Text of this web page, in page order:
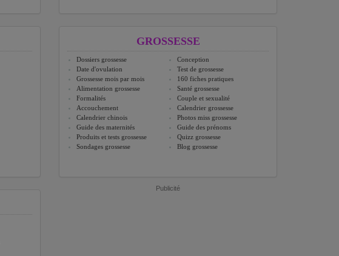
GROSSESSE
Dossiers grossesse
Conception
Date d'ovulation
Test de grossesse
Grossesse mois par mois
160 fiches pratiques
Alimentation grossesse
Santé grossesse
Formalités
Couple et sexualité
Accouchement
Calendrier grossesse
Calendrier chinois
Photos miss grossesse
Guide des maternités
Guide des prénoms
Produits et tests grossesse
Quizz grossesse
Sondages grossesse
Blog grossesse
Publicité